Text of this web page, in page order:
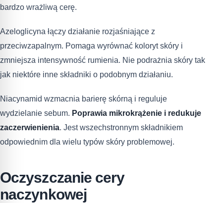
bardzo wrażliwą cerę.
Azeloglicyna łączy działanie rozjaśniające z
przeciwzapalnym. Pomaga wyrównać koloryt skóry i
zmniejsza intensywność rumienia. Nie podrażnia skóry tak
jak niektóre inne składniki o podobnym działaniu.
Niacynamid wzmacnia barierę skórną i reguluje
wydzielanie sebum. Poprawia mikrokrążenie i redukuje
zaczerwienienia. Jest wszechstronnym składnikiem
odpowiednim dla wielu typów skóry problemowej.
Oczyszczanie cery
naczynkowej